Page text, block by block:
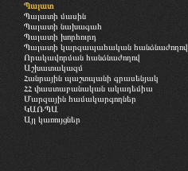
Պալատ
Պալատի մասին
Պալատի նախագահ
Պալատի խորհուրդ
Պալատի կարգապահական հանձնաժողով
Որակավորման հանձնաժողով
Աշխատակազմ
Հանրային պաշտպանի գրասենյակ
ՀՀ փաստաբանական ակադեմիա
Մարզային համակարգողներ
ԿԱՌՊԱ
Այլ կառույցներ